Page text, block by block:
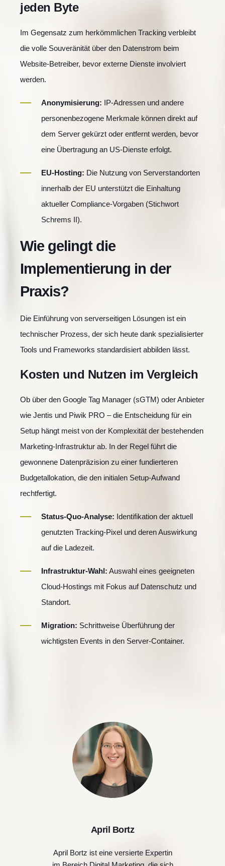
jeden Byte
Im Gegensatz zum herkömmlichen Tracking verbleibt
die volle Souveränität über den Datenstrom beim
Website-Betreiber, bevor externe Dienste involviert
werden.
Anonymisierung: IP-Adressen und andere
personenbezogene Merkmale können direkt auf
dem Server gekürzt oder entfernt werden, bevor
eine Übertragung an US-Dienste erfolgt.
EU-Hosting: Die Nutzung von Serverstandorten
innerhalb der EU unterstützt die Einhaltung
aktueller Compliance-Vorgaben (Stichwort
Schrems II).
Wie gelingt die
Implementierung in der
Praxis?
Die Einführung von serverseitigen Lösungen ist ein
technischer Prozess, der sich heute dank spezialisierter
Tools und Frameworks standardisiert abbilden lässt.
Kosten und Nutzen im Vergleich
Ob über den Google Tag Manager (sGTM) oder Anbieter
wie Jentis und Piwik PRO – die Entscheidung für ein
Setup hängt meist von der Komplexität der bestehenden
Marketing-Infrastruktur ab. In der Regel führt die
gewonnene Datenpräzision zu einer fundierteren
Budgetallokation, die den initialen Setup-Aufwand
rechtfertigt.
Status-Quo-Analyse: Identifikation der aktuell
genutzten Tracking-Pixel und deren Auswirkung
auf die Ladezeit.
Infrastruktur-Wahl: Auswahl eines geeigneten
Cloud-Hostings mit Fokus auf Datenschutz und
Standort.
Migration: Schrittweise Überführung der
wichtigsten Events in den Server-Container.
April Bortz
April Bortz ist eine versierte Expertin